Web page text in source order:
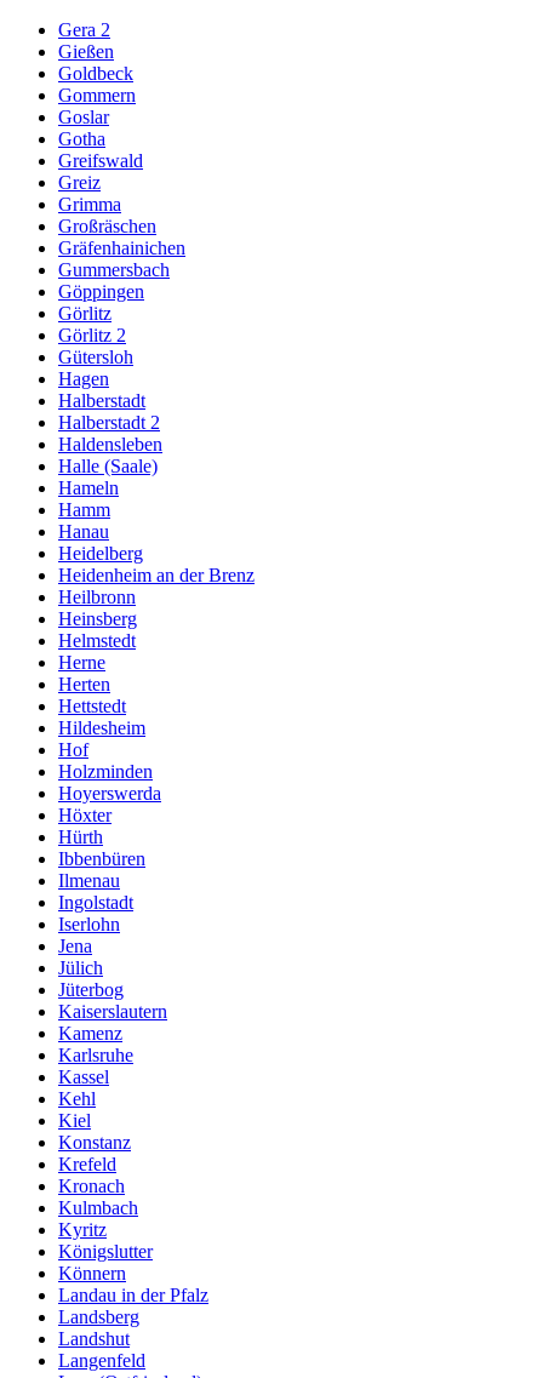
Gera 2
Gießen
Goldbeck
Gommern
Goslar
Gotha
Greifswald
Greiz
Grimma
Großräschen
Gräfenhainichen
Gummersbach
Göppingen
Görlitz
Görlitz 2
Gütersloh
Hagen
Halberstadt
Halberstadt 2
Haldensleben
Halle (Saale)
Hameln
Hamm
Hanau
Heidelberg
Heidenheim an der Brenz
Heilbronn
Heinsberg
Helmstedt
Herne
Herten
Hettstedt
Hildesheim
Hof
Holzminden
Hoyerswerda
Höxter
Hürth
Ibbenbüren
Ilmenau
Ingolstadt
Iserlohn
Jena
Jülich
Jüterbog
Kaiserslautern
Kamenz
Karlsruhe
Kassel
Kehl
Kiel
Konstanz
Krefeld
Kronach
Kulmbach
Kyritz
Königslutter
Könnern
Landau in der Pfalz
Landsberg
Landshut
Langenfeld